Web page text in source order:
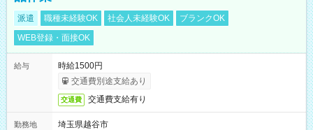
派遣 職種未経験OK 社会人未経験OK
ブランクOK
WEB登録・面接OK
給与
時給1500円
交通費別途支給あり
交通費 交通費支給有り
勤務地
埼玉県越谷市